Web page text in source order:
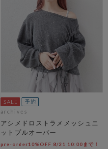
archives
アシメドロストラメメッシュニ
ットプルオーバー
pre-order10%OFF 8/21 10:00まで！